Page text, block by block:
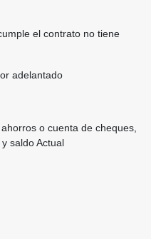
el contrato no tiene
adelantado
o cuenta de cheques,
saldo Actual